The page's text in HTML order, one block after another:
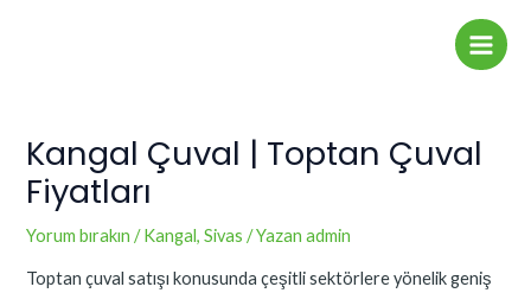
Main
Kangal Çuval | Toptan Çuval
Fiyatları
Yorum bırakın /Kangal,Sivas / Yazan admin
Toptan çuval satışı konusunda çeşitli sektörlere yönelik geniş